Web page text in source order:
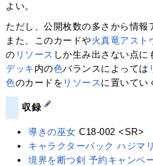
よい。
ただし、公開枚数の多さから情報
また、このカードや火真竜アスト
の リソース しか生み出さない点に
デッキ 内の色バランスによっては
色のカードを リソースに置いてい
収録
導きの巫女 C18-002 <SR>
キャラクターパック ハジマ
境界を断つ剣 予約キャンペ